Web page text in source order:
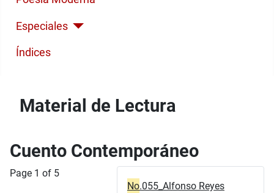
Especiales
Índices
Material de Lectura
Cuento Contemporáneo
No.055_Alfonso Reyes
Page 1 of 5